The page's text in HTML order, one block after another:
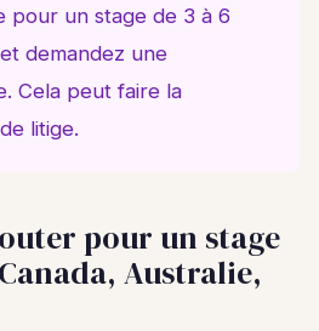
pour un stage de 3 à 6
demandez une
Cela peut faire la
litige.
pour un stage
Australie,